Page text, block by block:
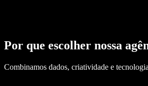
Por que escolher nossa
Combinamos dados, criatividade e